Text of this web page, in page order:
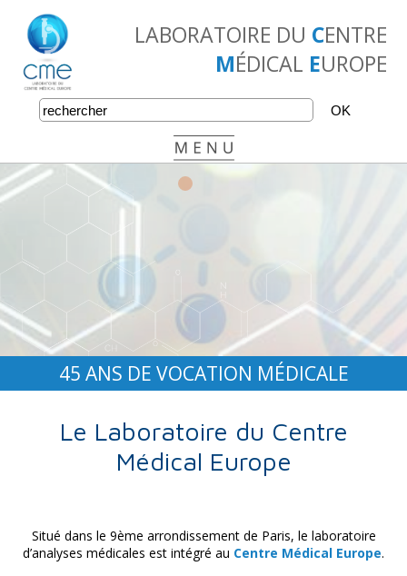
LABORATOIRE DU CENTRE
MÉDICAL EUROPE
45 ANS DE VOCATION MÉDICALE
Le Laboratoire du Centre
Médical Europe
Situé dans le 9ème arrondissement de Paris, le laboratoire
d’analyses médicales est intégré au Centre Médical Europe.